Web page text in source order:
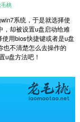
桃
系统，于是就选择使
，却被设置u盘启动给难
用bios快捷键或者是u盘
也不清楚怎么去操作的
u盘方法吧！